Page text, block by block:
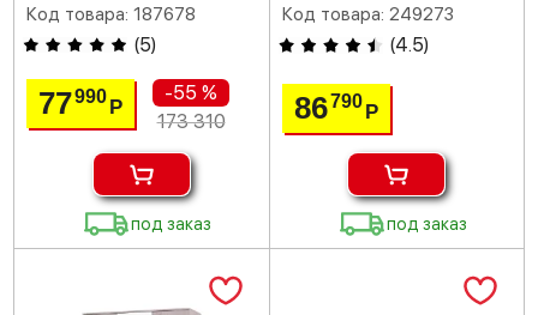
Код товара: 187678
(5)
77990Р
-55 %
173 310
под заказ
Код товара: 249273
(4.5)
86790 Р
под заказ